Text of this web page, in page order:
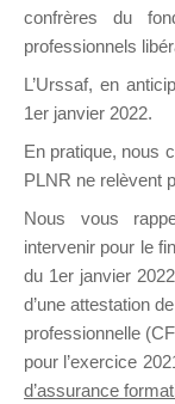
Ce groupe
Formation
confrères du
professionnels
L’Urssaf, en
1er janvier 2022.
En pratique, nous
PLNR ne relèvent
Nous vous
intervenir pour le
du 1er janvier
d’une attestation
professionnelle
pour l’exercice
d’assurance